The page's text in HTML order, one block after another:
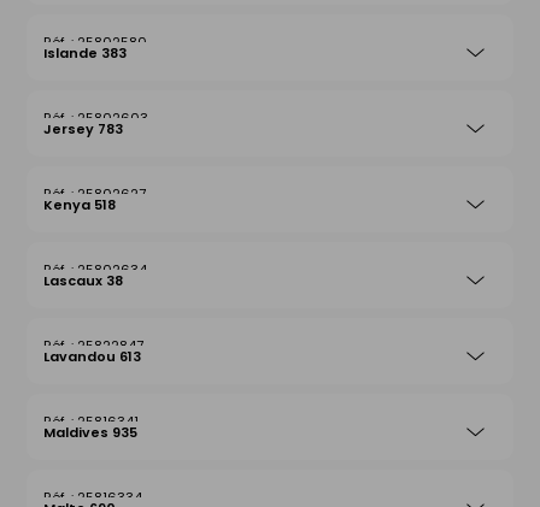
25802580
Islande 383
25802603
Jersey 783
25802627
Kenya 518
25802634
Lascaux 38
25822847
Lavandou 613
25816341
Maldives 935
25816334